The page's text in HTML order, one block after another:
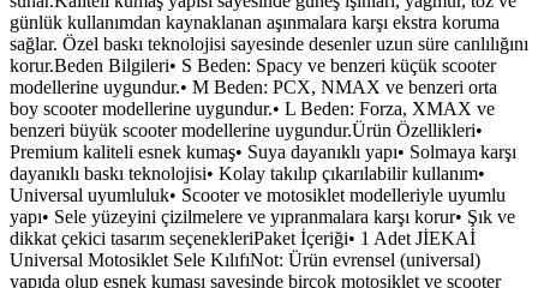
günlük kullanımdan kaynaklanan aşınmalara karşı ekstra koruma
sağlar. Özel baskı teknolojisi sayesinde desenler uzun süre canlılığını
korur.Beden Bilgileri• S Beden: Spacy ve benzeri küçük scooter
modellerine uygundur.• M Beden: PCX, NMAX ve benzeri orta
boy scooter modellerine uygundur.• L Beden: Forza, XMAX ve
benzeri büyük scooter modellerine uygundur.Ürün Özellikleri•
Premium kaliteli esnek kumaş• Suya dayanıklı yapı• Solmaya karşı
dayanıklı baskı teknolojisi• Kolay takılıp çıkarılabilir kullanım•
Universal uyumluluk• Scooter ve motosiklet modelleriyle uyumlu
yapı• Sele yüzeyini çizilmelere ve yıpranmalara karşı korur• Şık ve
dikkat çekici tasarım seçenekleriPaket İçeriği• 1 Adet JİEKAİ
Universal Motosiklet Sele KılıfıNot: Ürün evrensel (universal)
yapıda olup esnek kumaşı sayesinde birçok motosiklet ve scooter